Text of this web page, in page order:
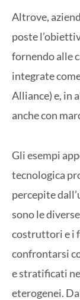
Altrove,
poste
fornendo alle
integrate
Alliance) e, in
anche con
Gli esempi
tecnologica
percepite
sono le
costruttori e i
confrontarsi
e stratificati
eterogenei.